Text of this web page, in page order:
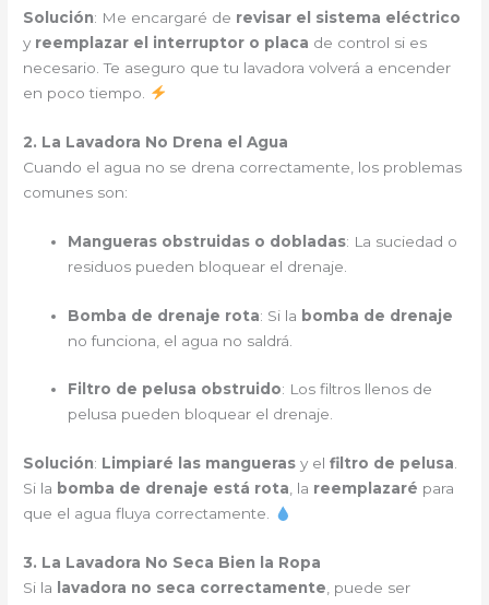
Solución: Me encargaré de revisar el sistema eléctrico
y reemplazar el interruptor o placa de control si es
necesario. Te aseguro que tu lavadora volverá a encender
en poco tiempo.
2. La Lavadora No Drena el Agua
Cuando el agua no se drena correctamente, los problemas
comunes son:
Mangueras obstruidas o dobladas: La suciedad o
residuos pueden bloquear el drenaje.
Bomba de drenaje rota: Si la bomba de drenaje
no funciona, el agua no saldrá.
Filtro de pelusa obstruido: Los filtros llenos de
pelusa pueden bloquear el drenaje.
Solución: Limpiaré las mangueras y elfiltro de pelusa.
Si la bomba de drenaje está rota, la reemplazaré para
que el agua fluya correctamente.
3. La Lavadora No Seca Bien la Ropa
Si la
lavadora no seca correctamente , puede ser